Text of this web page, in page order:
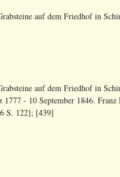
auf dem Friedhof in
auf dem Friedhof in
1777 - 10 September 1846.
S. 122]; [439]